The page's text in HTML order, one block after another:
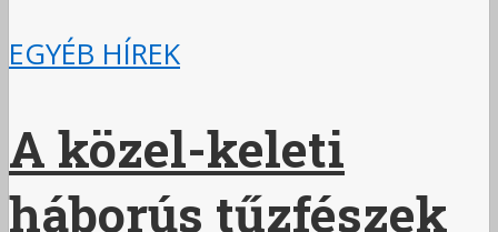
EGYÉB HÍREK
A közel-keleti
háborús tűzfészek